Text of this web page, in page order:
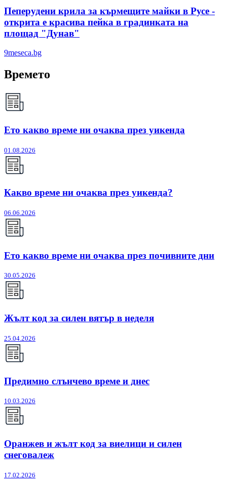
Пеперудени крила за кърмещите майки в Русе -
открита е красива пейка в градинката на
площад "Дунав"
9meseca.bg
Времето
Ето какво време ни очаква през уикенда
01.08.2026
Какво време ни очаква през уикенда?
06.06.2026
Ето какво време ни очаква през почивните дни
30.05.2026
Жълт код за силен вятър в неделя
25.04.2026
Предимно слънчево време и днес
10.03.2026
Оранжев и жълт код за виелици и силен
снеговалеж
17.02.2026